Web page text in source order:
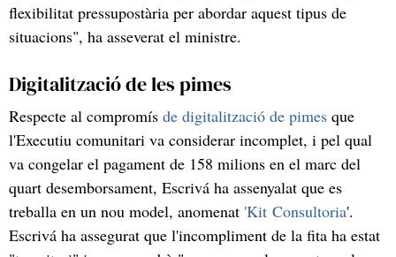
flexibilitat pressupostària per abordar aquest tipus de
situacions", ha asseverat el ministre.
Digitalització de les pimes
Respecte al compromís de digitalització de pimes que
l'Executiu comunitari va considerar incomplet, i pel qual
va congelar el pagament de 158 milions en el marc del
quart desemborsament, Escrivá ha assenyalat que es
treballa en un nou model, anomenat 'Kit Consultoria'.
Escrivá ha assegurat que l'incompliment de la fita ha estat